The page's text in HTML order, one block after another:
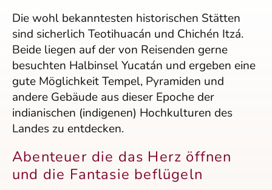
Die wohl bekanntesten historischen Stätten
sind sicherlich Teotihuacán und Chichén Itzá.
Beide liegen auf der von Reisenden gerne
besuchten Halbinsel Yucatán und ergeben eine
gute Möglichkeit Tempel, Pyramiden und
andere Gebäude aus dieser Epoche der
indianischen (indigenen) Hochkulturen des
Landes zu entdecken.
Abenteuer die das Herz öffnen
und die Fantasie beflügeln